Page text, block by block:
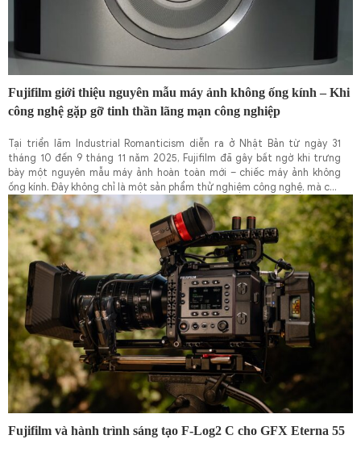
Fujifilm giới thiệu nguyên mẫu máy ảnh không ống kính – Khi
công nghệ gặp gỡ tinh thần lãng mạn công nghiệp
Tại triển lãm Industrial Romanticism diễn ra ở Nhật Bản từ ngày 31
tháng 10 đến 9 tháng 11 năm 2025, Fujifilm đã gây bất ngờ khi trưng
bày một nguyên mẫu máy ảnh hoàn toàn mới – chiếc máy ảnh không
ống kính. Đây không chỉ là một sản phẩm thử nghiệm công nghệ, mà còn
là một tuyên ngôn về triết lý sáng tạo: dám từ bỏ khuôn mẫu cũ để kiến
tạo giá trị mới.
Fujifilm và hành trình sáng tạo F-Log2 C cho GFX Eterna 55